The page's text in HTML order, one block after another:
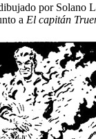
por Solano
a El capitán